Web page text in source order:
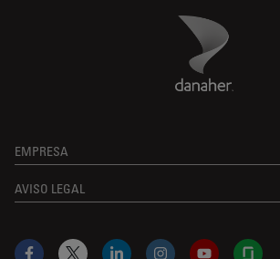
Danaher Logo
EMPRESA
AVISO LEGAL